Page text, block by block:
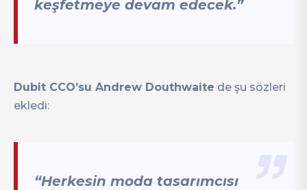
keşfetmeye devam edecek.”
Dubit CCO’su Andrew Douthwaite de şu sözleri
ekledi:
“Herkesin moda tasarımcısı